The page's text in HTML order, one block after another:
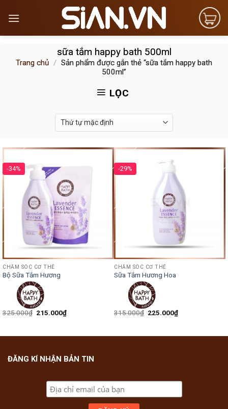
sữa tắm happy bath 500ml
Trang chủ / Sản phẩm được gắn thẻ “sữa tắm happy bath
500ml”
LỌC
-34%
CHĂM SÓC CƠ THỂ
Bộ Sữa Tắm Hương
325.000₫ 215.000₫
-29%
CHĂM SÓC CƠ THỂ
Sữa Tắm Hương Hoa
315.000₫ 225.000₫
ĐĂNG KÍ NHẬN BẢN TIN